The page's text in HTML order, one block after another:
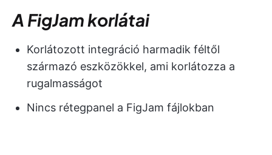
A FigJam korlátai
Korlátozott integráció harmadik féltől
származó eszközökkel, ami korlátozza a
rugalmasságot
Nincs rétegpanel a FigJam fájlokban